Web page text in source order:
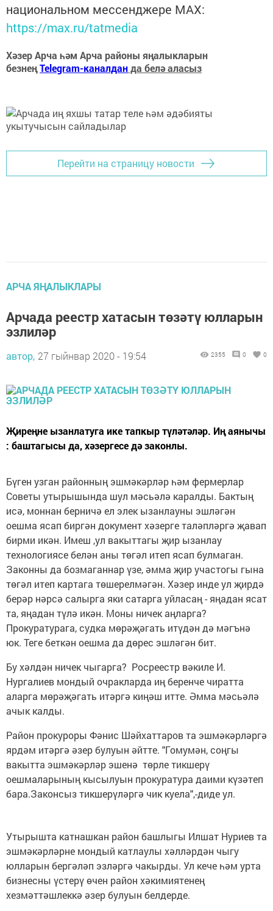
национальном мессенджере MАХ:
https://max.ru/tatmedia
Хәзер Арча һәм Арча районы яңалыкларын
безнеңTelegram-каналданда белә аласыз
Перейти на страницу новости
АРЧА ЯҢАЛЫКЛАРЫ
Арчада реестр хатасын төзәтү юлларын
эзлиләр
автор, 27 гыйнвар 2020 - 19:54 2355 0 0
Җиреңне ызанлатуга ике тапкыр түләтәләр. Иң аянычы
: баштагысы да, хәзергесе дә законлы.
Бүген узган районның эшмәкәрләр һәм фермерлар
Советы утырышында шул мәсьәлә каралды. Бактың
исә, моннан берничә ел элек ызанлауны эшләгән
оешма ясап биргән документ хәзерге таләпләргә җавап
бирми икән. Имеш ,ул вакыттагы җир ызанлау
технологиясе белән аны төгәл итеп ясап булмаган.
Законны да бозмаганнар үзе, әмма җир участогы гына
төгәл итеп картага төшерелмәгән. Хәзер инде ул җирдә
берәр нәрсә салырга яки сатарга уйласаң - яңадан ясат
та, яңадан түлә икән. Моны ничек аңларга?
Прокуратурага, судка мөрәҗәгать итүдән дә мәгънә
юк. Теге беткән оешма да дөрес эшләгән бит.
Бу хәлдән ничек чыгарга? Росреестр вәкиле И.
Нургалиев мондый очракларда иң беренче чиратта
аларга мөрәҗәгать итәргә киңәш итте. Әмма мәсьәлә
ачык калды.
Район прокуроры Фәнис Шәйхаттаров та эшмәкәрләргә
ярдәм итәргә әзер булуын әйтте. "Гомумән, соңгы
вакытта эшмәкәрләр эшенә төрле тикшерү
оешмаларының кысылуын прокуратура даими күзәтеп
бара.Законсыз тикшерүләргә чик куела",-диде ул.
Утырышта катнашкан район башлыгы Илшат Нуриев та
эшмәкәрләрне мондый катлаулы хәлләрдән чыгу
юлларын бергәләп эзләргә чакырды. Ул кече һәм урта
бизнесны үстерү өчен район хәкимиятенең
хезмәттәшлеккә әзер булуын белдерде.